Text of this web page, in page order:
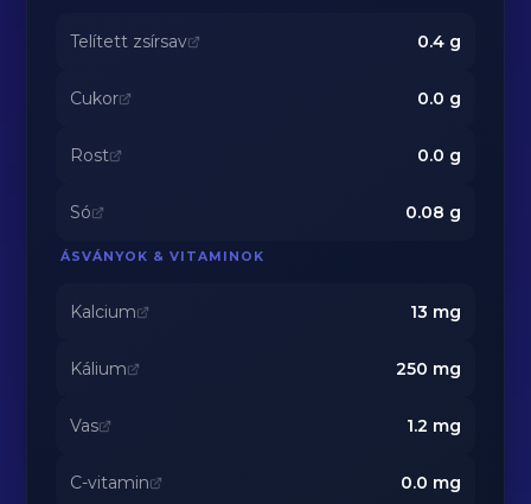
Telített zsírsav 0.4g
Cukor 0.0 g
Rost 0.0 g
Só 0.08 g
ÁSVÁNYOK & VITAMINOK
Kalcium 13 mg
Kálium 250 mg
Vas 1.2 mg
C-vitamin 0.0 mg